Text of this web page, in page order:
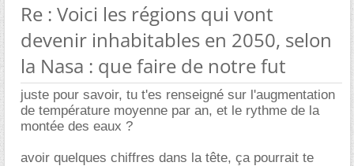
Re : Voici les régions qui vont
devenir inhabitables en 2050, selon
la Nasa : que faire de notre fut
juste pour savoir, tu t'es renseigné sur l'augmentation
de température moyenne par an, et le rythme de la
montée des eaux ?
avoir quelques chiffres dans la tête, ça pourrait te